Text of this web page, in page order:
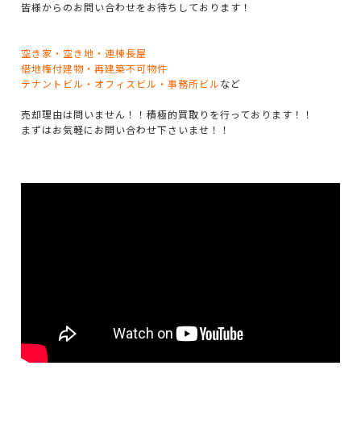
皆様からのお問い合わせをお待ちしております！
空き家・空き地・連棟長屋
借地権付建物・再建築不可物件
テナントビル・オフィスビル・事務所ビルなど
売却理由は問いません！！積極的買取りを行っております！！
まずはお気軽にお問い合わせ下さいませ！！